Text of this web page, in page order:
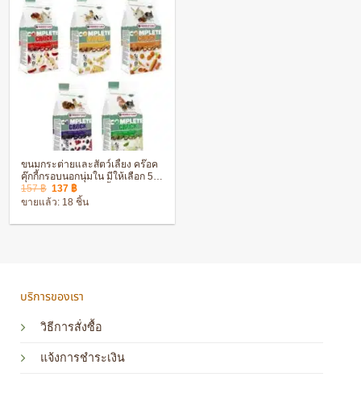
ขนมกระต่ายและสัตว์เลี้ยง คร๊อค
คุ๊กกี้กรอบนอกนุ่มใน มีให้เลือก 5
รสชาติ สำหรับสัตว์เลี้ยงฟันแทะ
157฿ Original
price
was:
137 ฿Current
price
is:
ขายแล้ว: 18 ชิ้น
บริการของเรา
วิธีการสั่งซื้อ
แจ้งการชำระเงิน